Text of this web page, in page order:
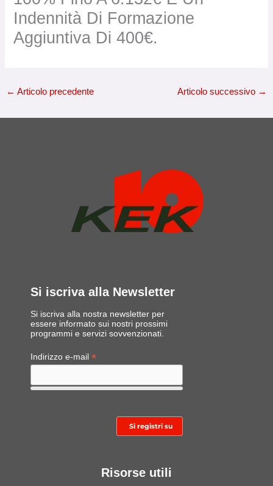
Indennità Di Formazione
Aggiuntiva Di 400€.
← Articolo precedente Articolo successivo →
Si iscriva alla Newsletter
Si iscriva alla nostra newsletter per
essere informato sui nostri prossimi
programmi e servizi sovvenzionati.
Indirizzo e-mail *
Risorse utili